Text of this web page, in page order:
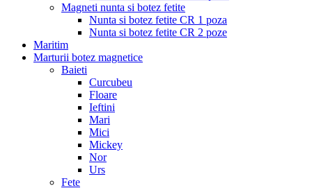
Magneti nunta si botez fetite
Nunta si botez fetite CR 1 poza
Nunta si botez fetite CR 2 poze
Maritim
Marturii botez magnetice
Baieti
Curcubeu
Floare
Ieftini
Mari
Mici
Mickey
Nor
Urs
Fete